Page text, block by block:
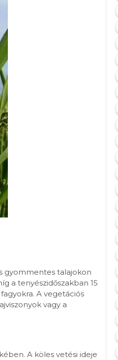
gyommentes talajokon
a tenyészidőszakban 15
A vegetációs
vagy a
A köles vetési ideje